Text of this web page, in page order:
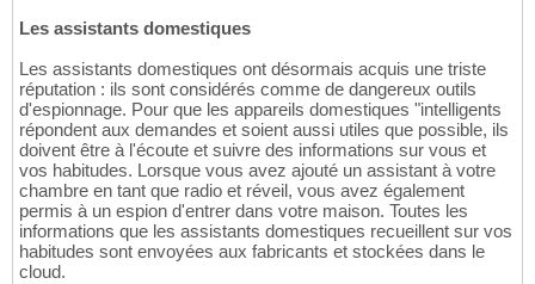
Les assistants domestiques
Les assistants domestiques ont désormais acquis une triste
réputation : ils sont considérés comme de dangereux outils
d'espionnage. Pour que les appareils domestiques "intelligents
répondent aux demandes et soient aussi utiles que possible, ils
doivent être à l'écoute et suivre des informations sur vous et
vos habitudes. Lorsque vous avez ajouté un assistant à votre
chambre en tant que radio et réveil, vous avez également
permis à un espion d'entrer dans votre maison. Toutes les
informations que les assistants domestiques recueillent sur vos
habitudes sont envoyées aux fabricants et stockées dans le
cloud.